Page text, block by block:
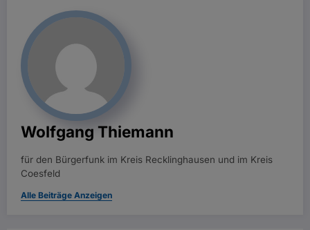
Wolfgang Thiemann
für den Bürgerfunk im Kreis Recklinghausen und im Kreis
Coesfeld
Alle Beiträge Anzeigen